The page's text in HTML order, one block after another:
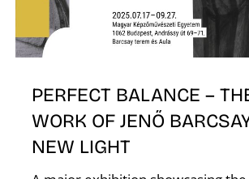
PERFECT BALANCE –
WORK OF JENŐ
NEW LIGHT